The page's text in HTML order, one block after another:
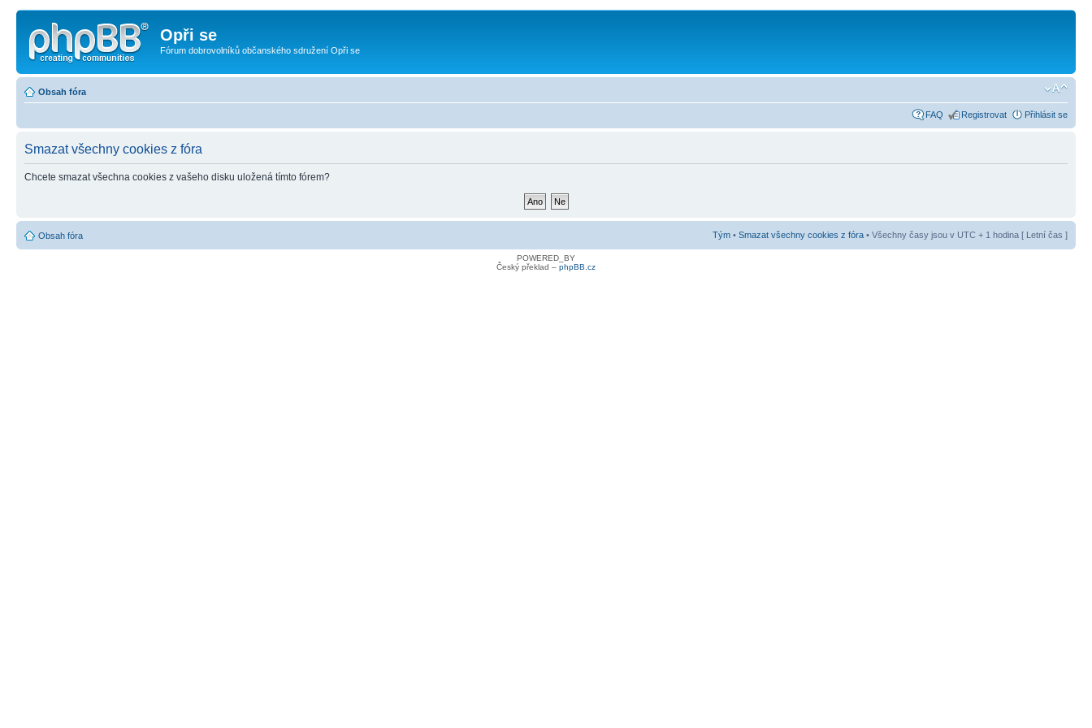
Opři se
Fórum dobrovolníků občanského sdružení Opři se
Obsah fóra
FAQ Registrovat Přihlásit se
Smazat všechny cookies z fóra
Chcete smazat všechna cookies z vašeho disku uložená tímto fórem?
Obsah fóra Tým • Smazat všechny cookies z fóra • Všechny časy jsou v UTC + 1 hodina [ Letní čas ]
POWERED_BY
Český překlad – phpBB.cz